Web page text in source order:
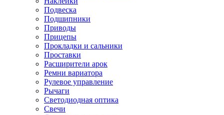
Подвеска
Подшипники
Приводы
Прицепы
Прокладки и сальники
Проставки
Расширители арок
Ремни вариатора
Рулевое управление
Рычаги
Светодиодная оптика
Свечи